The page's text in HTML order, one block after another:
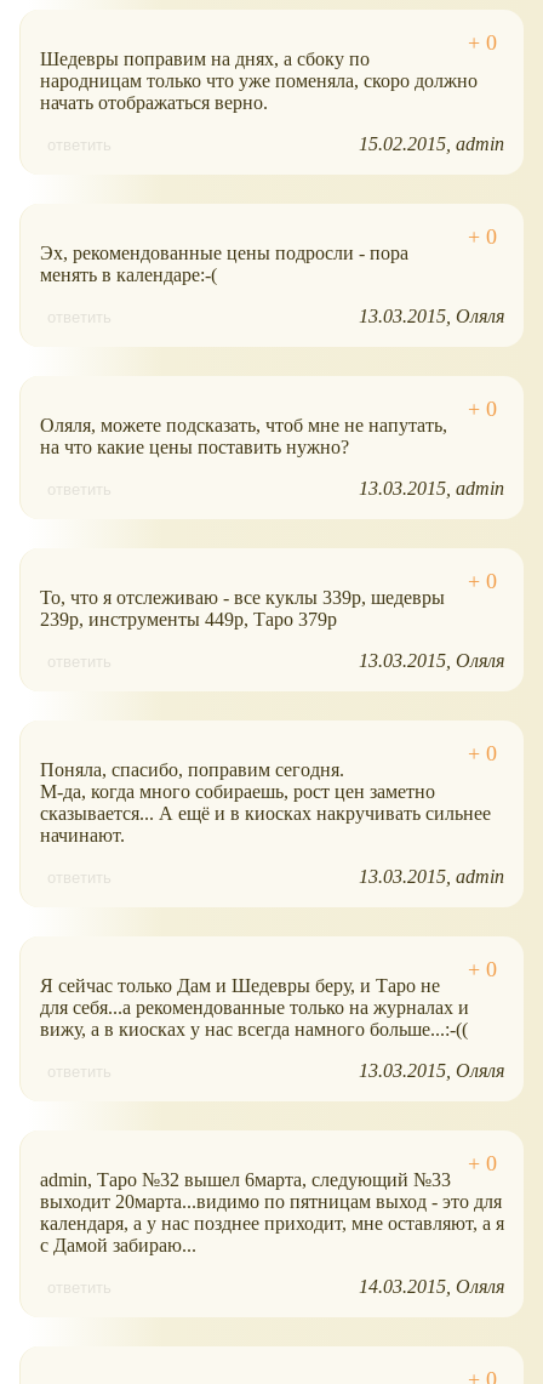
Шедевры поправим на днях, а сбоку по
народницам только что уже поменяла, скоро должно
начать отображаться верно.
ответить 15.02.2015 admin
Эх, рекомендованные цены подросли - пора
менять в календаре:-(
ответить 13.03.2015 Оляля
Оляля, можете подсказать, чтоб мне не напутать,
на что какие цены поставить нужно?
ответить 13.03.2015 admin
То, что я отслеживаю - все куклы 339р, шедевры
239р, инструменты 449р, Таро 379р
ответить 13.03.2015 Оляля
Поняла, спасибо, поправим сегодня.
М-да, когда много собираешь, рост цен заметно
сказывается... А ещё и в киосках накручивать сильнее
начинают.
ответить 13.03.2015 admin
Я сейчас только Дам и Шедевры беру, и Таро не
для себя...а рекомендованные только на журналах и
вижу, а в киосках у нас всегда намного больше...:-((
ответить 13.03.2015 Оляля
admin, Таро №32 вышел 6марта, следующий №33
выходит 20марта...видимо по пятницам выход - это для
календаря, а у нас позднее приходит, мне оставляют, а я
с Дамой забираю...
ответить 14.03.2015 Оляля